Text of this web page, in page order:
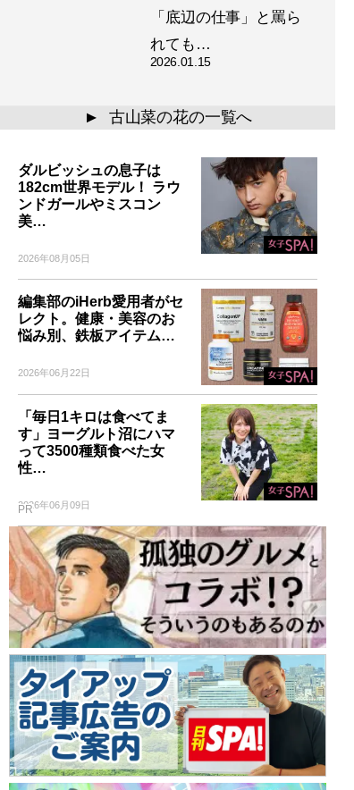
「底辺の仕事」と罵ら
れても…
2026.01.15
▲ 古山菜の花の一覧へ
ダルビッシュの息子は
182cm世界モデル！ ラウ
ンドガールやミスコン
美…
2026年08月05日
編集部のiHerb愛用者がセ
レクト。健康・美容のお
悩み別、鉄板アイテム…
2026年06月22日
「毎日1キロは食べてま
す」ヨーグルト沼にハマ
って3500種類食べた女
性…
2026年06月09日
PR